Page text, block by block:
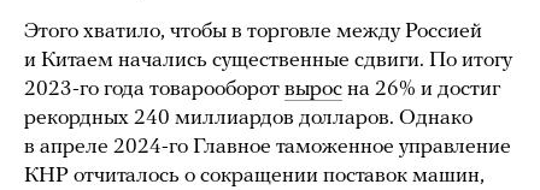
Этого хватило, чтобы в торговле между Россией
и Китаем начались существенные сдвиги. По итогу
2023-го года товарооборот вырос на 26% и достиг
рекордных 240 миллиардов долларов. Однако
в апреле 2024-го Главное таможенное управление
КНР отчиталось о сокращении поставок машин,